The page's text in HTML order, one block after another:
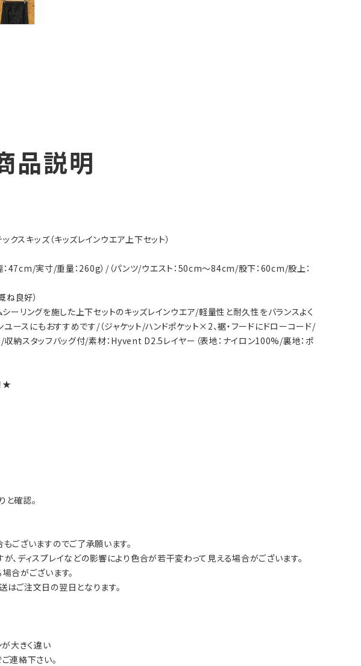
品説明
キッズ（キッズレインウエア上下セット）
47cm/実寸/重量：260g）/（パンツ/ウエスト：50cm～84cm/股下：60cm/股上：
良好）
リングを施した上下セットのキッズレインウエア/軽量性と耐久性をバランスよく
ースにもおすすめです/（ジャケット/ハンドポケット×2、裾・フードにドローコード/
/収納スタッフバッグ付/素材：Hyvent D2.5レイヤー（表地：ナイロン100%/裏地：ポ
★
と確認。
ございますのでご了承願います。
ディスプレイなどの影響により色合が若干変わって見える場合がございます。
合がございます。
ご注文日の翌日となります。
大きく違い
連絡下さい。